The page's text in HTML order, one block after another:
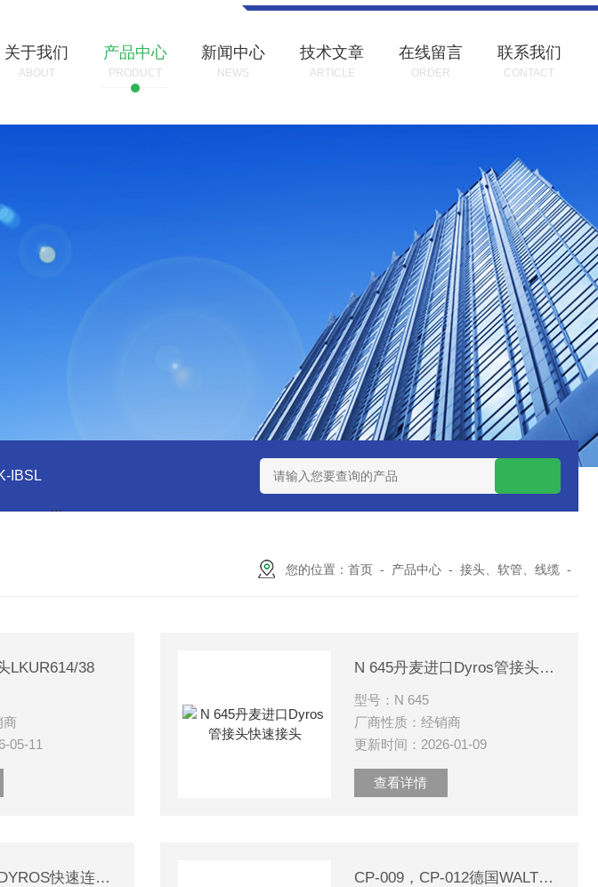
关于我们
ABOUT
产品中心
PRODUCT
新闻中心
NEWS
技术文章
ARTICLE
在线留言
ORDER
联系我们
CONTACT
IBSL 德国DI-SORIC传感器DCC 08 M 02 PSK-TSL 瑞典AQ液位开关RS34
您的位置： 首页 - 产品中心 - 接头、软管、线缆 -
LKUR614/38
商
05-11
N 645丹麦进口Dyros管接头快速接头
型号：N 645
厂商性质：经销商
更新时间：2026-01-09
查看详情
LKR 614丹麦DYROS快速连接器管接头 CP-009，CP-012德国WALTHER-PRAEZISION中压快速接头